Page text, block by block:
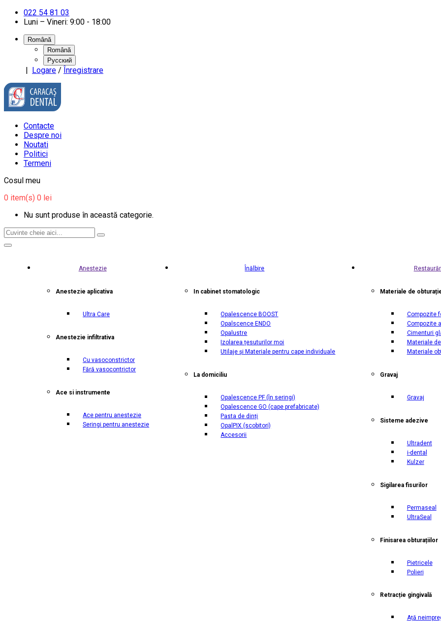
022 54 81 03
Luni – Vineri: 9:00 - 18:00
Română
Română
Русский
| Logare / Înregistrare
Contacte
Despre noi
Noutati
Politici
Termeni
Cosul meu
0 item(s) 0 lei
Nu sunt produse în această categorie.
Anestezie
Anestezie aplicativa
Ultra Care
Anestezie infiltrativa
Cu vasoconstrictor
Fără vasocontrictor
Ace si instrumente
Ace pentru anestezie
Seringi pentru anestezie
Înălbire
In cabinet stomatologic
Opalescence BOOST
Opalscence ENDO
Opalustre
Izolarea țesuturilor moi
Utilaje și Materiale pentru cape individuale
La domiciliu
Opalescence PF(în seringi)
Opalescence GO(cape prefabricate)
Pasta de dinți
OpalPIX(scobitori)
Accesorii
Materiale de
Compozite
Compozite
Cimenturi
Materiale
Materiale
Gravaj
Gravaj
Sisteme adezive
Ultradent
i-dental
Kulzer
Sigilarea fisurilor
Permaseal
UltraSeal
Finisarea obturațiilor
Pietricele
Polieri
Retracție gingivală
Ață